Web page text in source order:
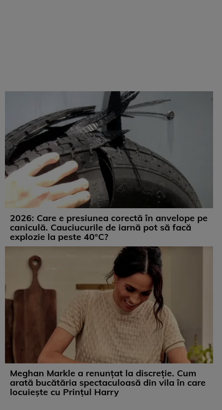
2026: Care e presiunea corectă în anvelope pe
caniculă. Cauciucurile de iarnă pot să facă
explozie la peste 40°C?
Meghan Markle a renunțat la discreție. Cum
arată bucătăria spectaculoasă din vila în care
locuiește cu Prințul Harry